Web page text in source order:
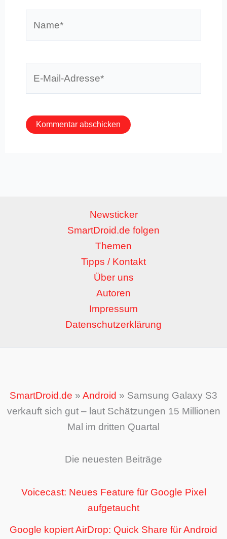
Newsticker
SmartDroid.de folgen
Themen
Tipps / Kontakt
Über uns
Autoren
Impressum
Datenschutzerklärung
SmartDroid.de » Android » Samsung Galaxy S3
verkauft sich gut – laut Schätzungen 15 Millionen
Mal im dritten Quartal
Die neuesten Beiträge
Voicecast: Neues Feature für Google Pixel
aufgetaucht
Google kopiert AirDrop: Quick Share für Android